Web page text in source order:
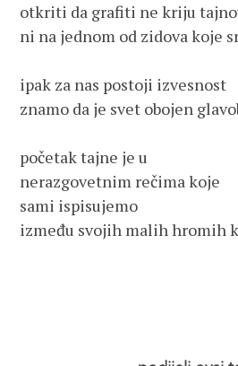
otkriti da grafiti ne kriju
ni na jednom od zidova koje
ipak za nas postoji izvesnost
znamo da je svet obojen
početak tajne je u
nerazgovetnim rečima koje
sami ispisujemo
između svojih malih hromih